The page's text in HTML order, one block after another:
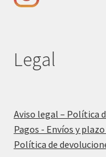
Legal
Aviso legal – Política
Pagos - Envíos y
Política de